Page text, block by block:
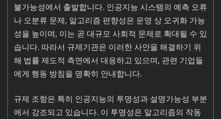
불가능성에서 출발합니다. 인공지능 시스템의 예측 오류
나 오분류 문제, 알고리즘 편향성은 운영 상 오귀화 가능
성을 높이며, 이는 곧 대규모 사회적 문제로 확대될 수 있
습니다. 따라서 규제기관은 이러한 사안을 해결하기 위
해 법률 제도적 측면에서 대응하고 있으며, 관련 기업들
에게 행동 방침을 명확히 안내합니다.
규제 조항은 특히 인공지능의 투명성과 설명가능성 부분
에서 강조되고 있습니다. 이 투명성은 알고리즘의 작동